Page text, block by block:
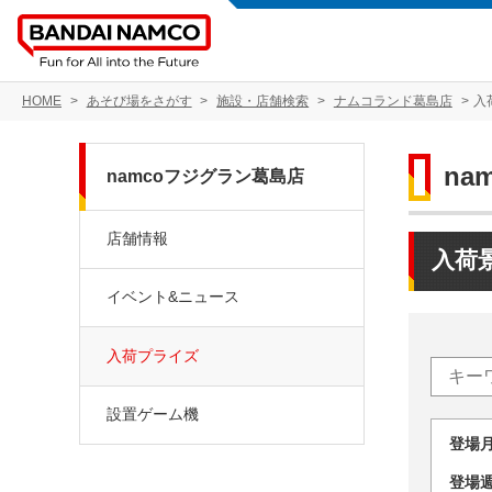
HOME あそび場をさがす 施設・店舗検索 ナムコランド葛島店 入
入荷
登
登
namcoフジグラン葛島店
店舗情報
イベント&ニュース
入荷プライズ
設置ゲーム機